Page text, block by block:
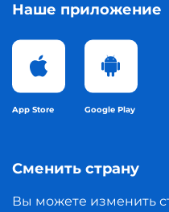
Наше приложение
App Store Google Play
Сменить страну
Вы можете изменить